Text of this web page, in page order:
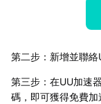
第二步：新增並聯絡
第三步：在UU加速
碼，即可獲得免費加